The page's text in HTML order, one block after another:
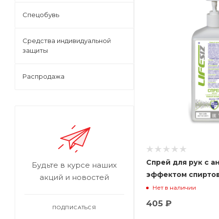
Спрей для рук с
эффектом
антисептик) 1000
помпой ЭЛЕН
Нет в наличии
405 ₽
Спецобувь
Средства индивидуальной
защиты
Распродажа
Будьте в курсе наших
акций и новостей
ПОДПИСАТЬСЯ